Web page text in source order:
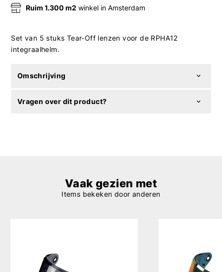
Ruim 1.300 m2 winkel in Amsterdam
Set van 5 stuks Tear-Off lenzen voor de RPHA12
integraalhelm.
Omschrijving
Vragen over dit product?
Vaak gezien met
Items bekeken door anderen